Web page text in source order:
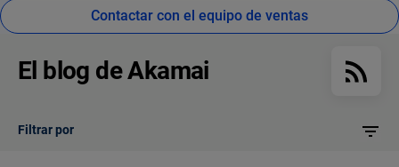
Contactar con el equipo de ventas
El blog de Akamai
Filtrar por